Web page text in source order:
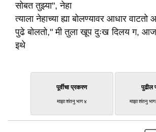
सोबत तुझ्या", नेहा
त्याला नेहाच्या ह्या बोलण्यावर आधार वाटतो
पुढे बोलतो," मी तुला खूप दुःख दिलय ग, आज
इथे
पूर्वीचा प्रकरण
माझा शंतनु भाग ४
पुढील
माझा शंतनु